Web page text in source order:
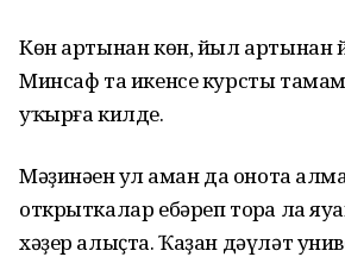
Көн артынан көн, йыл артынан
Минсаф та икенсе курсты
уҡырға килде.
Мәҙинәһен ул һаман да онота
открыткалар ебәреп торһа ла
хәҙер алыҫта. Ҡаҙан дәүләт